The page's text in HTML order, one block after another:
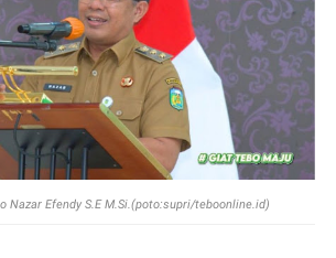
Nazar Efendy S.E M.Si.(poto:supri/teboonline.id)